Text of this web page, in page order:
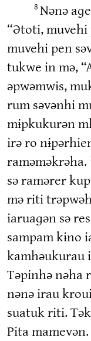
8 Nənə
“Ətoti, muvehi
muvehi pen
tukwe in mə,
əpwəmwɨs,
rum səvənhi
mɨpkukurən
irə ro
raməməkrəha.
sə ramərer
mə riti
iaruaɡən sə
sampam kɨno
kamhəukurau
Təpinhə nəha
nənə irau
suatuk riti.
Pita mamevən.